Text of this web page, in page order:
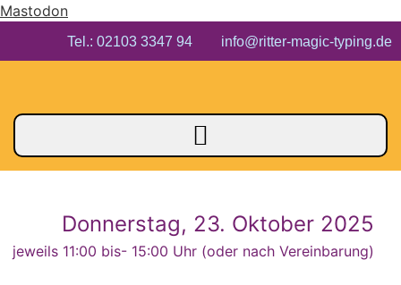
Mastodon
Tel.: 02103 3347 94 info@ritter-magic-typing.de
Donnerstag, 23. Oktober 2025
jeweils 11:00 bis- 15:00 Uhr (oder nach Vereinbarung)